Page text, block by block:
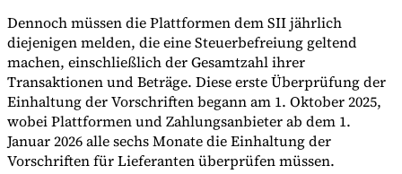
Dennoch müssen die Plattformen dem SII jährlich
diejenigen melden, die eine Steuerbefreiung geltend
machen, einschließlich der Gesamtzahl ihrer
Transaktionen und Beträge. Diese erste Überprüfung der
Einhaltung der Vorschriften begann am 1. Oktober 2025,
wobei Plattformen und Zahlungsanbieter ab dem 1.
Januar 2026 alle sechs Monate die Einhaltung der
Vorschriften für Lieferanten überprüfen müssen.